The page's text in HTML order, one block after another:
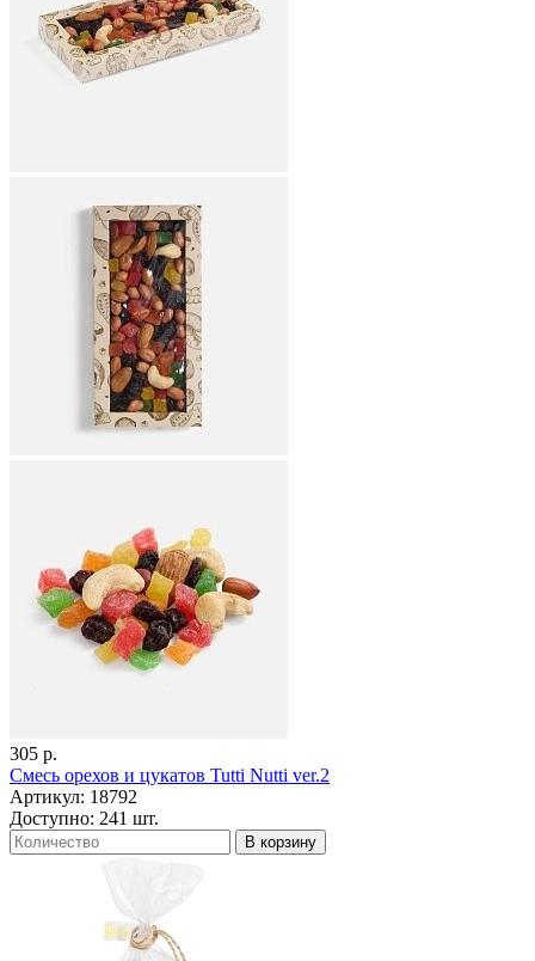
305 р.
Смесь орехов и цукатов Tutti Nutti ver.2
Артикул: 18792
Доступно: 241 шт.
В корзину